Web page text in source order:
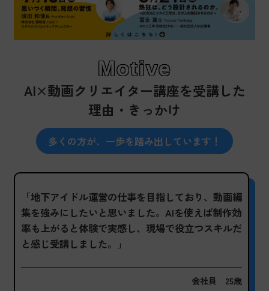
AI×動画クリエイター講座を受講した
理由・きっかけ
Motive
多くの方が、一歩を踏み出しています！
「地下アイドル運営の仕事を目指しており、動画編
集を強みにしたいと思いました。 AIを使えば制作効
率も上がると体験で実感し、現場で役立つスキルだ
と感じ受講しました。」
会社員 25歳